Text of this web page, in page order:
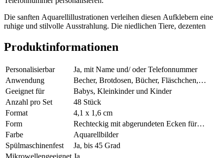
Die sanften Aquarellillustrationen verleihen diesen Aufklebern eine
ruhige und stilvolle Ausstrahlung. Die niedlichen Tiere, dezenten
Geburtskarten, Babyzimmern und Kindersachen. Dadurch sind
diese Namensaufkleber besonders beliebt bei Eltern von Babys,
Diese kleinen Namensaufkleber sind ideal, um Dinge zu
kennzeichnen, die täglich mit zur Betreuung, zur Tagesmutter, in die
Kita oder zur Schule genommen werden. Klebe sie zum Beispiel auf
Brotdosen, Trinkbecher, Obstboxen, Fläschchen, Schulsachen oder
Spielzeug. So vermeidest du Verwechslungen und sorgst dafür, dass
Sachen nicht so schnell verloren gehen.
Nicht nur die Optik ist wichtig, auch die Qualität muss stimmen.
Deshalb werden unsere Namensaufkleber aus unserem eigenen
Produktinformationen
Personalisierbar
Ja, mit Name und/ oder Telefonnummer
Anwendung
Becher, Brotdosen, Bücher, Fläschchen,
Spielzeug
Geeignet für
Babys, Kleinkinder und Kinder
Anzahl pro Set
48 Stück
Format
4,1 x 1,6 cm
Form
Rechteckig mit abgerundeten Ecken für
bessere Haftung
Farbe
Aquarellbilder
Spülmaschinenfest
Ja, bis 45 Grad
Mikrowellengeeignet Ja